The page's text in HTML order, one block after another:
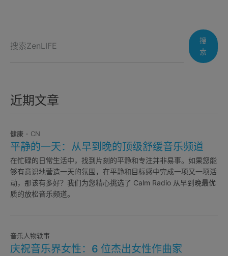
搜
索
近期文章
健康 - CN
平静的一天：从早到晚的顶级舒缓音乐频道
在忙碌的日常生活中，找到片刻的平静和专注并非易事。如果您能
够有意识地营造一天的氛围，在平静和目标感中完成一项又一项活
动，那该有多好？我们为您精心挑选了 Calm Radio 从早到晚最优
质的放松音乐频道。
音乐人物轶事
庆祝音乐界女性：6 位杰出女性作曲家